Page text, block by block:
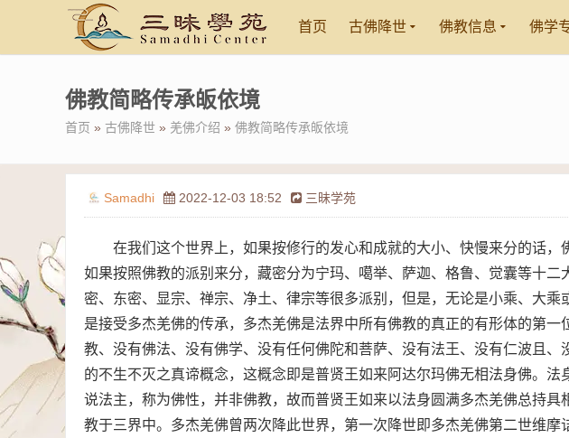
首页 古佛降世 佛教信息 佛学
佛教简略传承皈依境
首页 » 古佛降世 » 羌佛介绍 » 佛教简略传承皈依境
Samadhi 2022-12-03 18:52 三昧学苑
在我们这个世界上，如果按修行的发心和成就的大小、快慢来分的话，
如果按照佛教的派别来分，藏密分为宁玛、噶举、萨迦、格鲁、觉囊等十二
密、东密、显宗、禅宗、净土、律宗等很多派别，但是，无论是小乘、大
是接受多杰羌佛的传承，多杰羌佛是法界中所有佛教的真正的有形体的第一
教、没有佛法、没有佛学、没有任何佛陀和菩萨、没有法王、没有仁波且、
的不生不灭之真谛概念，这概念即是普贤王如来阿达尔玛佛无相法身佛。法
说法主，称为佛性，并非佛教，故而普贤王如来以法身圆满多杰羌佛总持具
教于三界中。多杰羌佛曾两次降此世界，第一次降世即多杰羌佛第二世维摩